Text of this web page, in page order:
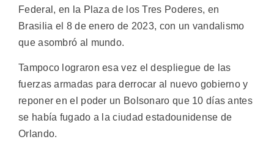
Federal, en la Plaza de los Tres Poderes, en
Brasilia el 8 de enero de 2023, con un vandalismo
que asombró al mundo.
Tampoco lograron esa vez el despliegue de las
fuerzas armadas para derrocar al nuevo gobierno y
reponer en el poder un Bolsonaro que 10 días antes
se había fugado a la ciudad estadounidense de
Orlando.